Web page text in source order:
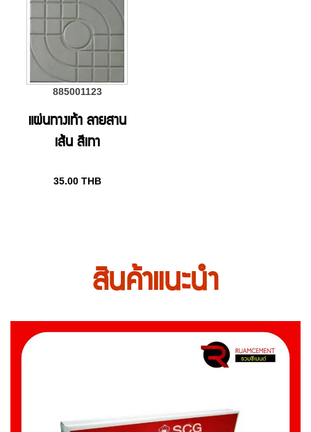
885001123
แผ่นทางเท้า ลายสาน
เส้น สีเทา
35.00 THB
สินค้าแนะนำ